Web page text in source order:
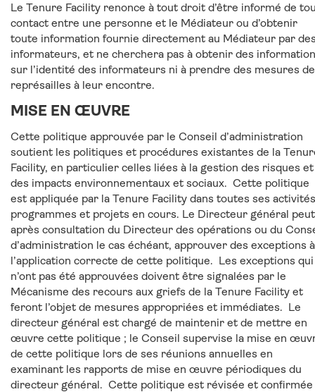
Le Tenure Facility renonce à tout droit d’être informé de
contact entre une personne et le Médiateur ou d’obtenir
toute information fournie directement au Médiateur par
informateurs, et ne cherchera pas à obtenir des
sur l’identité des informateurs ni à prendre des mesures de
représailles à leur encontre.
MISE EN ŒUVRE
Cette politique approuvée par le Conseil d’administration
soutient les politiques et procédures existantes de la
Facility, en particulier celles liées à la gestion des risques et
des impacts environnementaux et sociaux. Cette politique
est appliquée par la Tenure Facility dans toutes ses
programmes et projets en cours. Le Directeur général
après consultation du Directeur des opérations ou du
d’administration le cas échéant, approuver des exceptions à
l’application correcte de cette politique. Les exceptions qui
n’ont pas été approuvées doivent être signalées par le
Mécanisme des recours aux griefs de la Tenure Facility et
feront l’objet de mesures appropriées et immédiates. Le
directeur général est chargé de maintenir et de mettre en
œuvre cette politique ; le Conseil supervise la mise en
de cette politique lors de ses réunions annuelles en
examinant les rapports de mise en œuvre périodiques du
directeur général. Cette politique est révisée et confirmée